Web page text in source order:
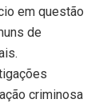
em questão
de
criminosa